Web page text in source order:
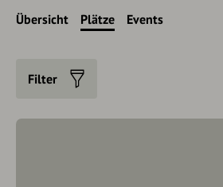
Übersicht Plätze Events
Filter